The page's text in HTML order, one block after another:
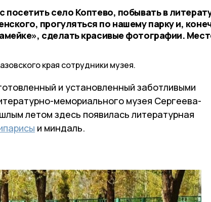
посетить село Коптево, побывать в
прогуляться по нашему парку и,
сделать красивые фотографии.
края сотрудники музея.
и установленный заботливыми
мемориального музея Сергеева-
летом здесь появилась литературная
и миндаль.